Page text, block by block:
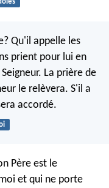
Qu'il appelle les
prient pour lui en
La prière de
le relèvera. S'il a
accordé.
Père est le
et qui ne porte